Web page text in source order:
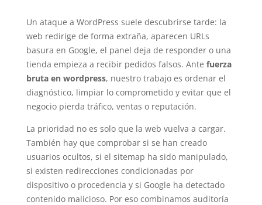
Un ataque a WordPress suele descubrirse tarde: la
web redirige de forma extraña, aparecen URLs
basura en Google, el panel deja de responder o una
tienda empieza a recibir pedidos falsos. Ante fuerza
bruta en wordpress, nuestro trabajo es ordenar el
diagnóstico, limpiar lo comprometido y evitar que el
negocio pierda tráfico, ventas o reputación.
La prioridad no es solo que la web vuelva a cargar.
También hay que comprobar si se han creado
usuarios ocultos, si el sitemap ha sido manipulado,
si existen redirecciones condicionadas por
dispositivo o procedencia y si Google ha detectado
contenido malicioso. Por eso combinamos auditoría